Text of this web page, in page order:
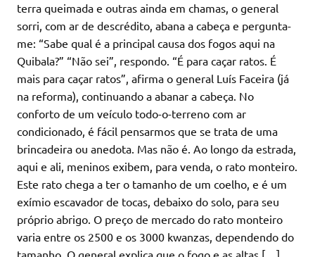
terra queimada e outras ainda em chamas, o general
sorri, com ar de descrédito, abana a cabeça e pergunta-
me: “Sabe qual é a principal causa dos fogos aqui na
Quibala?” “Não sei”, respondo. “É para caçar ratos. É
mais para caçar ratos”, afirma o general Luís Faceira (já
na reforma), continuando a abanar a cabeça. No
conforto de um veículo todo-o-terreno com ar
condicionado, é fácil pensarmos que se trata de uma
brincadeira ou anedota. Mas não é. Ao longo da estrada,
aqui e ali, meninos exibem, para venda, o rato monteiro.
Este rato chega a ter o tamanho de um coelho, e é um
exímio escavador de tocas, debaixo do solo, para seu
próprio abrigo. O preço de mercado do rato monteiro
varia entre os 2500 e os 3000 kwanzas, dependendo do